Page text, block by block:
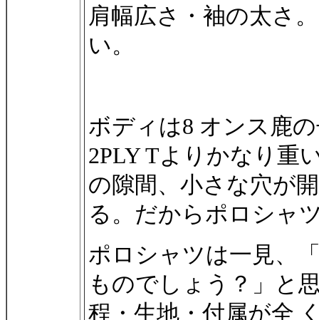
肩幅広さ・袖の太さ
い。
ボディは8 オンス鹿
2PLY Tよりかなり重
の隙間、小さな穴が
る。だからポロシャ
ポロシャツは一見、
ものでしょう？」と
程・生地・付属が全